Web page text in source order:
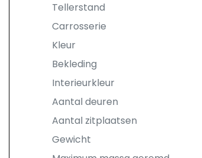
Tellerstand
Carrosserie
Kleur
Bekleding
Interieurkleur
Aantal deuren
Aantal zitplaatsen
Gewicht